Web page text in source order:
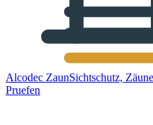
Alcodec ZaunSichtschutz,
Pruefen